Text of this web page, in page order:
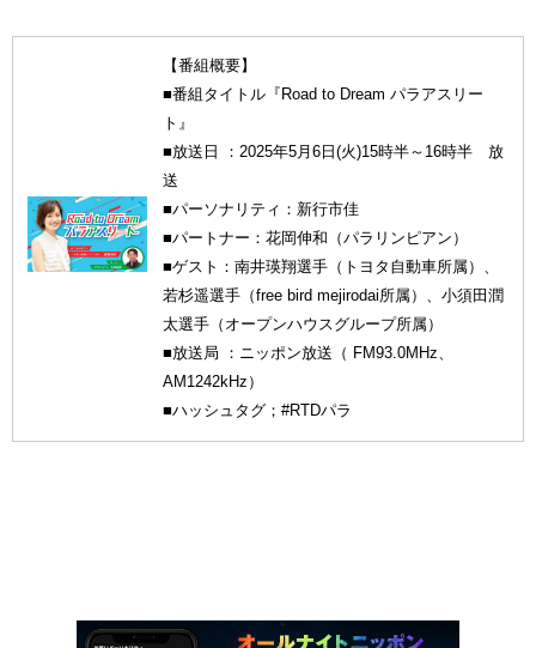
【番組概要】
■番組タイトル『Road to Dream パラアスリー
ト』
■放送日 ：2025年5月6日(火)15時半～16時半 放
送
■パーソナリティ：新行市佳
■パートナー：花岡伸和（パラリンピアン）
■ゲスト：南井瑛翔選手（トヨタ自動車所属）、
若杉遥選手（free bird mejirodai所属）、小須田潤
太選手（オープンハウスグループ所属）
■放送局 ：ニッポン放送（ FM93.0MHz、
AM1242kHz）
■ハッシュタグ；#RTDパラ